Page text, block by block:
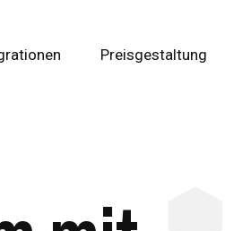
Preisgestaltung